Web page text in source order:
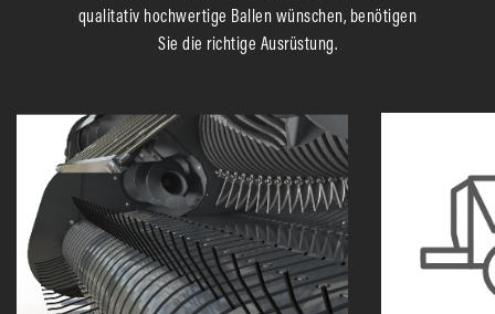
qualitativ hochwertige Ballen wünschen, benötigen
Sie die richtige Ausrüstung.